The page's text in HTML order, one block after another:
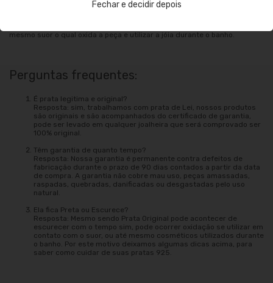
contato com produtos nocivos.
mesmo suor o qual oxida a peça e utilizar a jóia durante o banho.
Perguntas frequentes:
É prata legitima e original?
Resposta: sim, trabalhamos com prata de Lei, nossos produtos
são originais e são acompanhados do certificado de garantia,
pode ser levado em qualquer joalheira que será comprovado ser
100% original.
Têm garantia de quanto tempo?
Resposta: Nossa garantia é permanente contra defeitos de
fabricação durante o prazo de 90 dias contados a partir da data
de compra. A garantia não cobre mau uso, peças amassadas,
raspadas, quebradas, danificadas ou desgastadas pelo uso
natural.
Ela fica Preta ou Escurece?
Resposta: Mesmo sendo Prata Original pode acontecer de
escurecer com o tempo sim, pode ocorrer oxidação se utilizar em
contato com o suor, ou até mesmo cosméticos utilizados durante
o banho. Por este motivo deixamos algumas dicas acima, para
saber como cuidar de suas pratas 925.
Fechar e decidir depois